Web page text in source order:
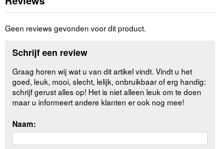
Geen reviews gevonden voor dit product.
Schrijf een review
Graag horen wij wat u van dit artikel vindt. Vindt u het
goed, leuk, mooi, slecht, lelijk, onbruikbaar of erg handig:
schrijf gerust alles op! Het is niet alleen leuk om te doen
maar u informeert andere klanten er ook nog mee!
Naam: